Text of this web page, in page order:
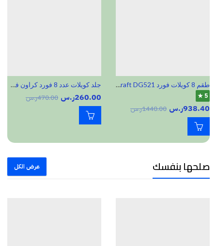
طقم 8 كويلات فورد Motocraft DG521 اكسبدشن 2008-2014 موستانج 2009-2010
5 ★
938.40ر.س 1440.00ر.س
جلد كويلات عدد 8 فورد كراون فكتوريا وماركيز 98-2012 DG-508
260.00ر.س 470.00ر.س
صلحها بنفسك عرض الكل